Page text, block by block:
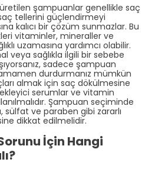
şampuanlar genellikle saç
tellerini güçlendirmeyi
kalıcı bir çözüm sunmazlar. Bu
vitaminler, mineraller ve
uzamasına yardımcı olabilir.
veya sağlıkla ilgili bir sebebe
sadece şampuan
durdurmanız mümkün
almak için saç dökülmesine
serumlar ve vitamin
Şampuan seçiminde
sülfat ve paraben gibi zararlı
dikkat edilmelidir.
İçin Hangi